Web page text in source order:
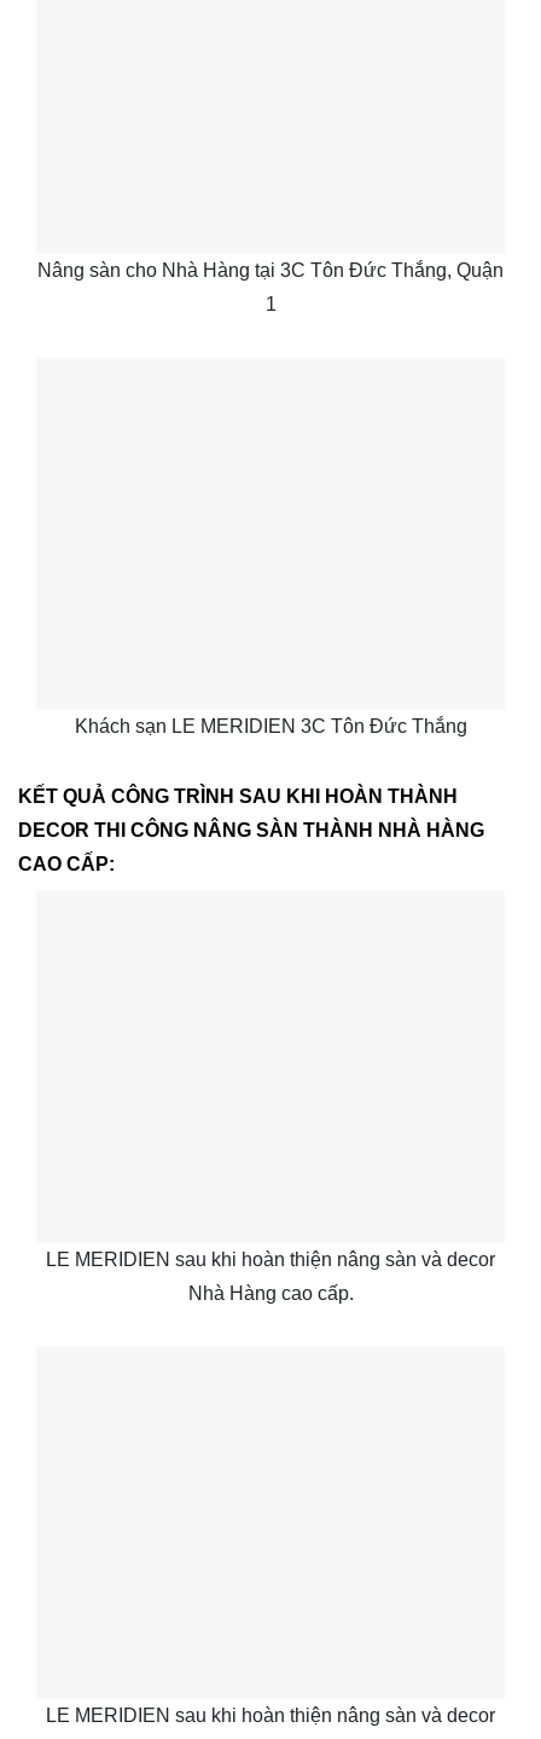
Nâng sàn cho Nhà Hàng tại 3C Tôn Đức Thắng, Quận
1
Khách sạn LE MERIDIEN 3C Tôn Đức Thắng
KẾT QUẢ CÔNG TRÌNH SAU KHI HOÀN THÀNH
DECOR THI CÔNG NÂNG SÀN THÀNH NHÀ HÀNG
CAO CẤP:
LE MERIDIEN sau khi hoàn thiện nâng sàn và decor
Nhà Hàng cao cấp.
LE MERIDIEN sau khi hoàn thiện nâng sàn và decor